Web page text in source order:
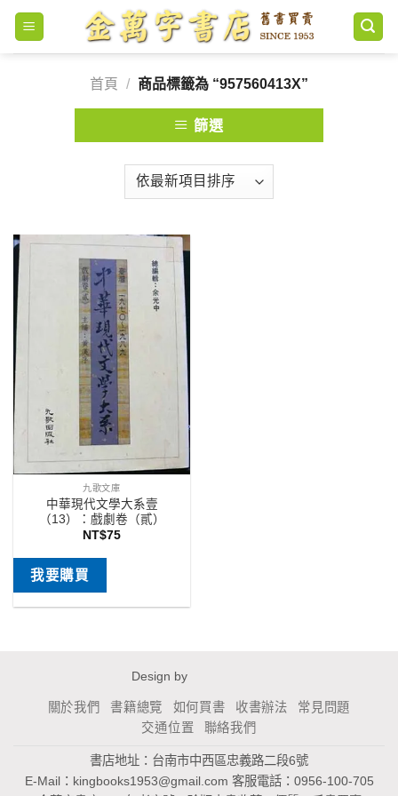
Skip
content
首頁
/ 商品標籤為 “957560413X”
篩選
九歌文庫
中華現代文學大系壹
（13）：戲劇卷（貳）
NT$75
我要購買
Design by
關於我們 書籍總覽 如何買書 收書辦法
常見問題
交通位置
聯絡我們
書店地址：台南市中西區忠義路二段6號
E-Mail： kingbooks1953@gmail.com 客服電話：0956-100-705